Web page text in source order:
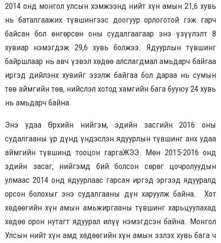
2014 онд монгол улсын хэмжээнд нийт хүн амын 21,6 хувь
нь баталгаажих түвшингээс доогуур орлоготой гэж гарч
байсан бол өнгөрсөн оны судалгаагаар энэ үзүүлэлт 8
хувиар нэмэгдэж 29,6 хувь болжээ. Ядуурлын түвшинг
байршлаар нь авч үзвэл хөдөө алслагдмал амьдарч байгаа
иргэд дийлэнх хувийг эзэлж байгаа бол дараа нь сумын
төв аймгийн төв, нийслэл хотод хамгийн бага бууюу 24 хувь
нь амьдарч байна.
Энэ удаа Өрхийн нийгэм, эдийн засгийн 2016 оны
судалгааны үр дүнд үндэслэн ядуурлын түвшинг анх удаа
аймгийн түвшинд тооцон гаргаЖЭЭ. Мөн 2015-2016 онд
эдийн засаг, нийгэмд бий болсон сөрөг цочролуудын
улмаас 2014 онд ядуурлаас гарсан иргэд эргээд ядууралд
орсон болохыг энэ судалгааны дүн харуулж байна. Хот
хөдөөгийн хүн амын амьжиргааны түвшинг харьцуулахад
хөдөө орон нутагт ядуурал илүү нэмэгдсэн байна. Монгол
Улсын нийт хүн амд хөдөөгийн хүн амын эзлэх хувь бага ч